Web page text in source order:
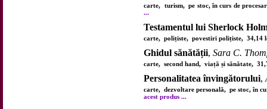
carte, turism, pe stoc, în curs de
...
Testamentul lui Sherlock
carte, polițiste, povestiri polițiste,
Ghidul sănătății, Sara C.
carte, second hand, viață și sănătate,
Personalitatea învingătorului,
carte, dezvoltare personală, pe stoc, în
acest produs ...